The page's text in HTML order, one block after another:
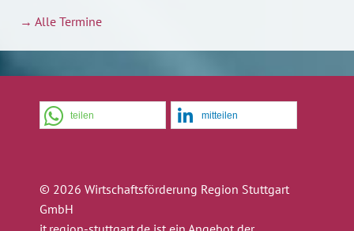
→ Alle Termine
teilen mitteilen
© 2026 Wirtschaftsförderung Region Stuttgart
GmbH